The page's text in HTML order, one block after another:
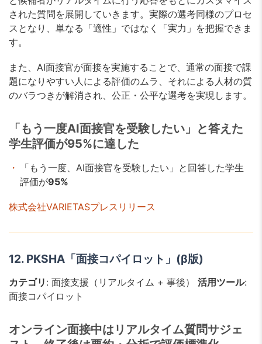
された質問を展開していきます。実際の選考同様のプロセ
スとなり、単なる「適性」ではなく「実力」を把握できま
す。
また、AI面接官が面接を実施することで、通常の面接で課
題になりやすい人による評価のムラ、それによる人材の質
のバラつきが解消され、公正・公平な選考を実現します。
「もう一度AI面接官を受験したい」と答えた
学生評価が95%に達した
「もう一度、AI面接官を受験したい」と回答した学生
評価が95%
株式会社VARIETASプレスリリース
12. PKSHA「面接コパイロット」(β版)
カテゴリ : 面接支援（リアルタイム + 事後） 活用ツール:
面接コパイロット
オンライン面接中はリアルタイム質問サジェ